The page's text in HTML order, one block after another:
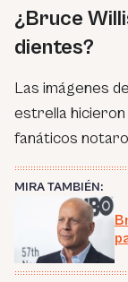
¿Bruce
dientes?
Las imágenes
estrella hicieron
fanáticos
MIRA TAMBIÉN: